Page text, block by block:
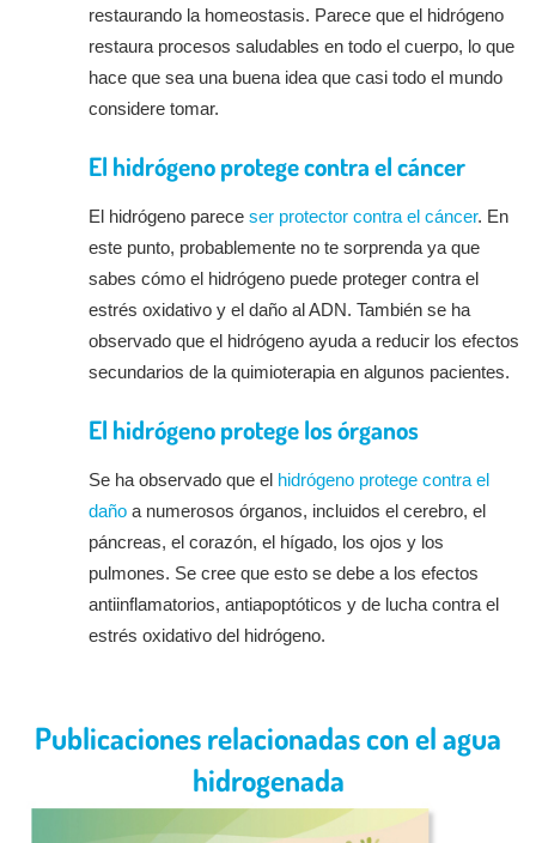
restaurando la homeostasis. Parece que el hidrógeno
restaura procesos saludables en todo el cuerpo, lo que
hace que sea una buena idea que casi todo el mundo
considere tomar.
El hidrógeno protege contra el cáncer
El hidrógeno parece ser protector contra el cáncer. En
este punto, probablemente no te sorprenda ya que
sabes cómo el hidrógeno puede proteger contra el
estrés oxidativo y el daño al ADN. También se ha
observado que el hidrógeno ayuda a reducir los efectos
secundarios de la quimioterapia en algunos pacientes.
El hidrógeno protege los órganos
Se ha observado que el hidrógeno protege contra el
dañoa numerosos órganos, incluidos el cerebro, el
páncreas, el corazón, el hígado, los ojos y los
pulmones. Se cree que esto se debe a los efectos
antiinflamatorios, antiapoptóticos y de lucha contra el
estrés oxidativo del hidrógeno.
Publicaciones relacionadas con el agua
hidrogenada